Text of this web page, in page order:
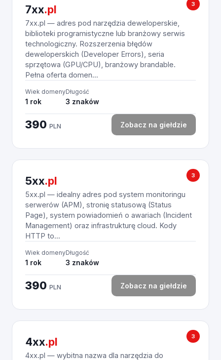
3
7xx.pl
7xx.pl — adres pod narzędzia deweloperskie,
biblioteki programistyczne lub branżowy serwis
technologiczny. Rozszerzenia błędów
deweloperskich (Developer Errors), seria
sprzętowa (GPU/CPU), branżowy brandable.
Pełna oferta domen...
Wiek domeny
1 rok
Długość
3 znaków
390 PLN Zobacz na giełdzie
3
5xx.pl
5xx.pl — idealny adres pod system monitoringu
serwerów (APM), stronię statusową (Status
Page), system powiadomień o awariach (Incident
Management) oraz infrastrukturę cloud. Kody
HTTP to...
Wiek domeny
1 rok
Długość
3 znaków
390 PLN Zobacz na giełdzie
3
4xx.pl
4xx.pl — wybitna nazwa dla narzędzia do